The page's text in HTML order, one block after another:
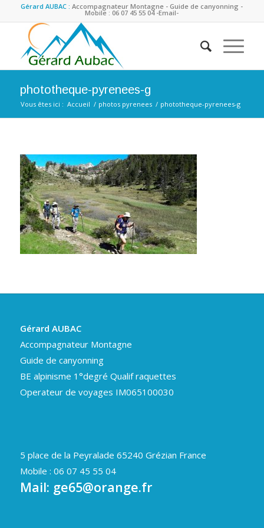
Gérard AUBAC :Accompagnateur Montagne - Guide de canyonning -
Mobile : 06 07 45 55 04 -Email-
phototheque-pyrenees-g
Vous êtes ici : Accueil / photos pyrenees / phototheque-pyrenees-g
Gérard AUBAC
Accompagnateur Montagne
Guide de canyonning
BE alpinisme 1°degré Qualif raquettes
Operateur de voyages IM065100030
5 place de la Peyralade 65240 Grézian France
Mobile : 06 07 45 55 04
Mail: ge65@orange.fr